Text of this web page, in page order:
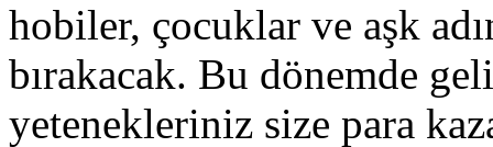
hobiler, çocuklar ve aşk
bırakacak. Bu dönemde
yetenekleriniz size para